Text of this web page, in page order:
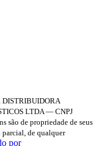
DISTRIBUIDORA
LTDA — CNPJ
são de propriedade de seus
parcial, de qualquer
por